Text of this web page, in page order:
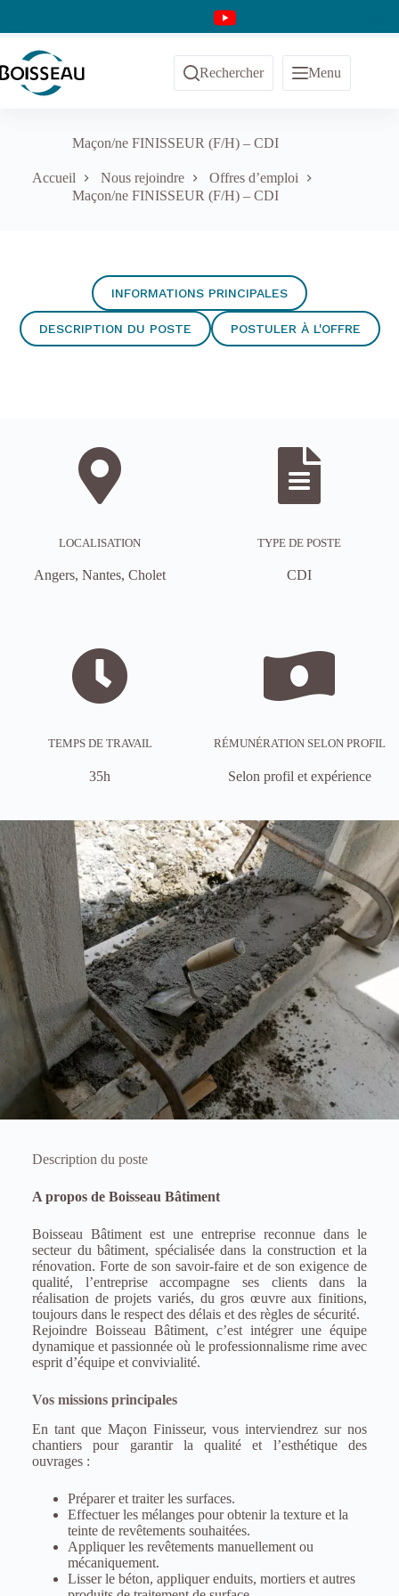
Rechercher Menu
Maçon/ne FINISSEUR (F/H) – CDI
Accueil Nous rejoindre
Offres d’emploi
Maçon/ne FINISSEUR (F/H) – CDI
INFORMATIONS PRINCIPALES
DESCRIPTION DU POSTE POSTULER À L'OFFRE
LOCALISATION
Angers, Nantes, Cholet
TYPE DE POSTE
CDI
TEMPS DE TRAVAIL
35h
RÉMUNÉRATION SELON PROFIL
Selon profil et expérience
Description du poste
A propos de Boisseau Bâtiment
Boisseau Bâtiment est une entreprise reconnue dans le
secteur du bâtiment, spécialisée dans la construction et la
rénovation. Forte de son savoir-faire et de son exigence de
qualité, l’entreprise accompagne ses clients dans la
réalisation de projets variés, du gros œuvre aux finitions,
toujours dans le respect des délais et des règles de sécurité.
Rejoindre Boisseau Bâtiment, c’est intégrer une équipe
dynamique et passionnée où le professionnalisme rime avec
esprit d’équipe et convivialité.
Vos missions principales
En tant que Maçon Finisseur, vous interviendrez sur nos
chantiers pour garantir la qualité et l’esthétique des
ouvrages :
Préparer et traiter les surfaces.
Effectuer les mélanges pour obtenir la texture et la
teinte de revêtements souhaitées.
Appliquer les revêtements manuellement ou
mécaniquement.
Lisser le béton, appliquer enduits, mortiers et autres